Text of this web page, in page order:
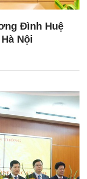
Đình Huệ
Nội